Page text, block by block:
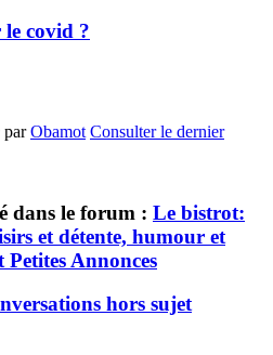
covid ?
parObamot Consulter le dernier
dans le forum : Le bistrot:
et détente, humour et
Annonces
hors sujet